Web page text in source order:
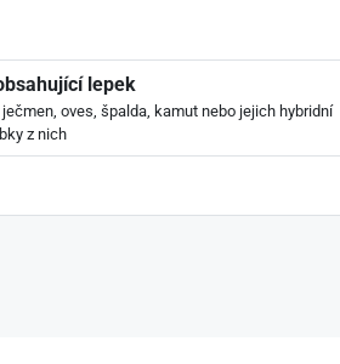
lepek
oves, špalda, kamut nebo jejich hybridní
z nich